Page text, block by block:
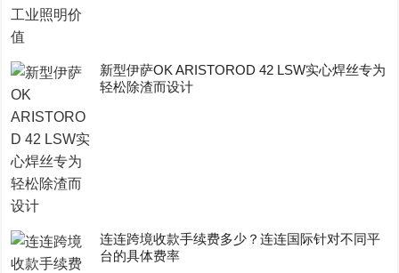
新型伊萨OK ARISTOROD 42 LSW实心焊丝专为
轻松除渣而设计
连连跨境收款手续费多少？连连国际针对不同平
台的具体费率